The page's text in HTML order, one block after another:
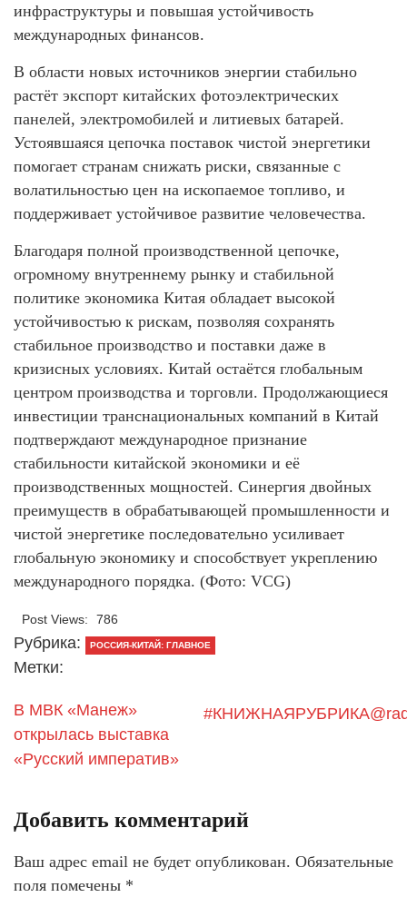
инфраструктуры и повышая устойчивость
международных финансов.
В области новых источников энергии стабильно
растёт экспорт китайских фотоэлектрических
панелей, электромобилей и литиевых батарей.
Устоявшаяся цепочка поставок чистой энергетики
помогает странам снижать риски, связанные с
волатильностью цен на ископаемое топливо, и
поддерживает устойчивое развитие человечества.
Благодаря полной производственной цепочке,
огромному внутреннему рынку и стабильной
политике экономика Китая обладает высокой
устойчивостью к рискам, позволяя сохранять
стабильное производство и поставки даже в
кризисных условиях. Китай остаётся глобальным
центром производства и торговли. Продолжающиеся
инвестиции транснациональных компаний в Китай
подтверждают международное признание
стабильности китайской экономики и её
производственных мощностей. Синергия двойных
преимуществ в обрабатывающей промышленности и
чистой энергетике последовательно усиливает
глобальную экономику и способствует укреплению
международного порядка. (Фото: VCG)
Post Views: 786
Рубрика: РОССИЯ-КИТАЙ: ГЛАВНОЕ
Метки:
В МВК «Манеж»
открылась выставка
«Русский императив»
Добавить комментарий
Ваш адрес email не будет опубликован. Обязательные
поля помечены *